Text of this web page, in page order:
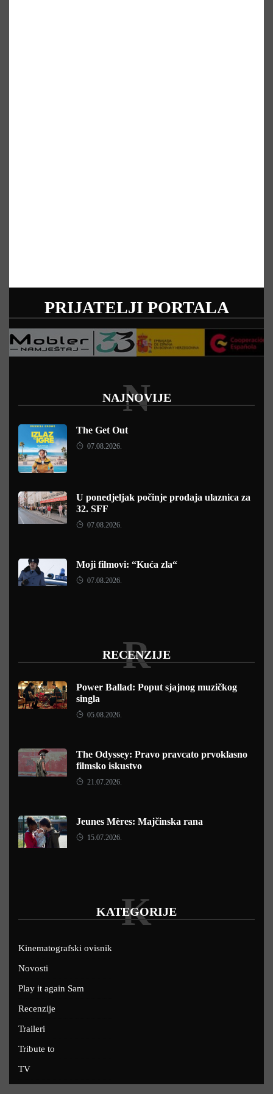
PRIJATELJI PORTALA
NAJNOVIJE
N
The Get Out
07.08.2026.
U ponedjeljak počinje prodaja ulaznica za
32. SFF
07.08.2026.
Moji filmovi: “Kuća zla“
07.08.2026.
RECENZIJE
R
Power Ballad: Poput sjajnog muzičkog
singla
05.08.2026.
The Odyssey: Pravo pravcato prvoklasno
filmsko iskustvo
21.07.2026.
Jeunes Mères: Majčinska rana
15.07.2026.
KATEGORIJE
K
Kinematografski ovisnik
Novosti
Play it again Sam
Recenzije
Traileri
Tribute to
TV